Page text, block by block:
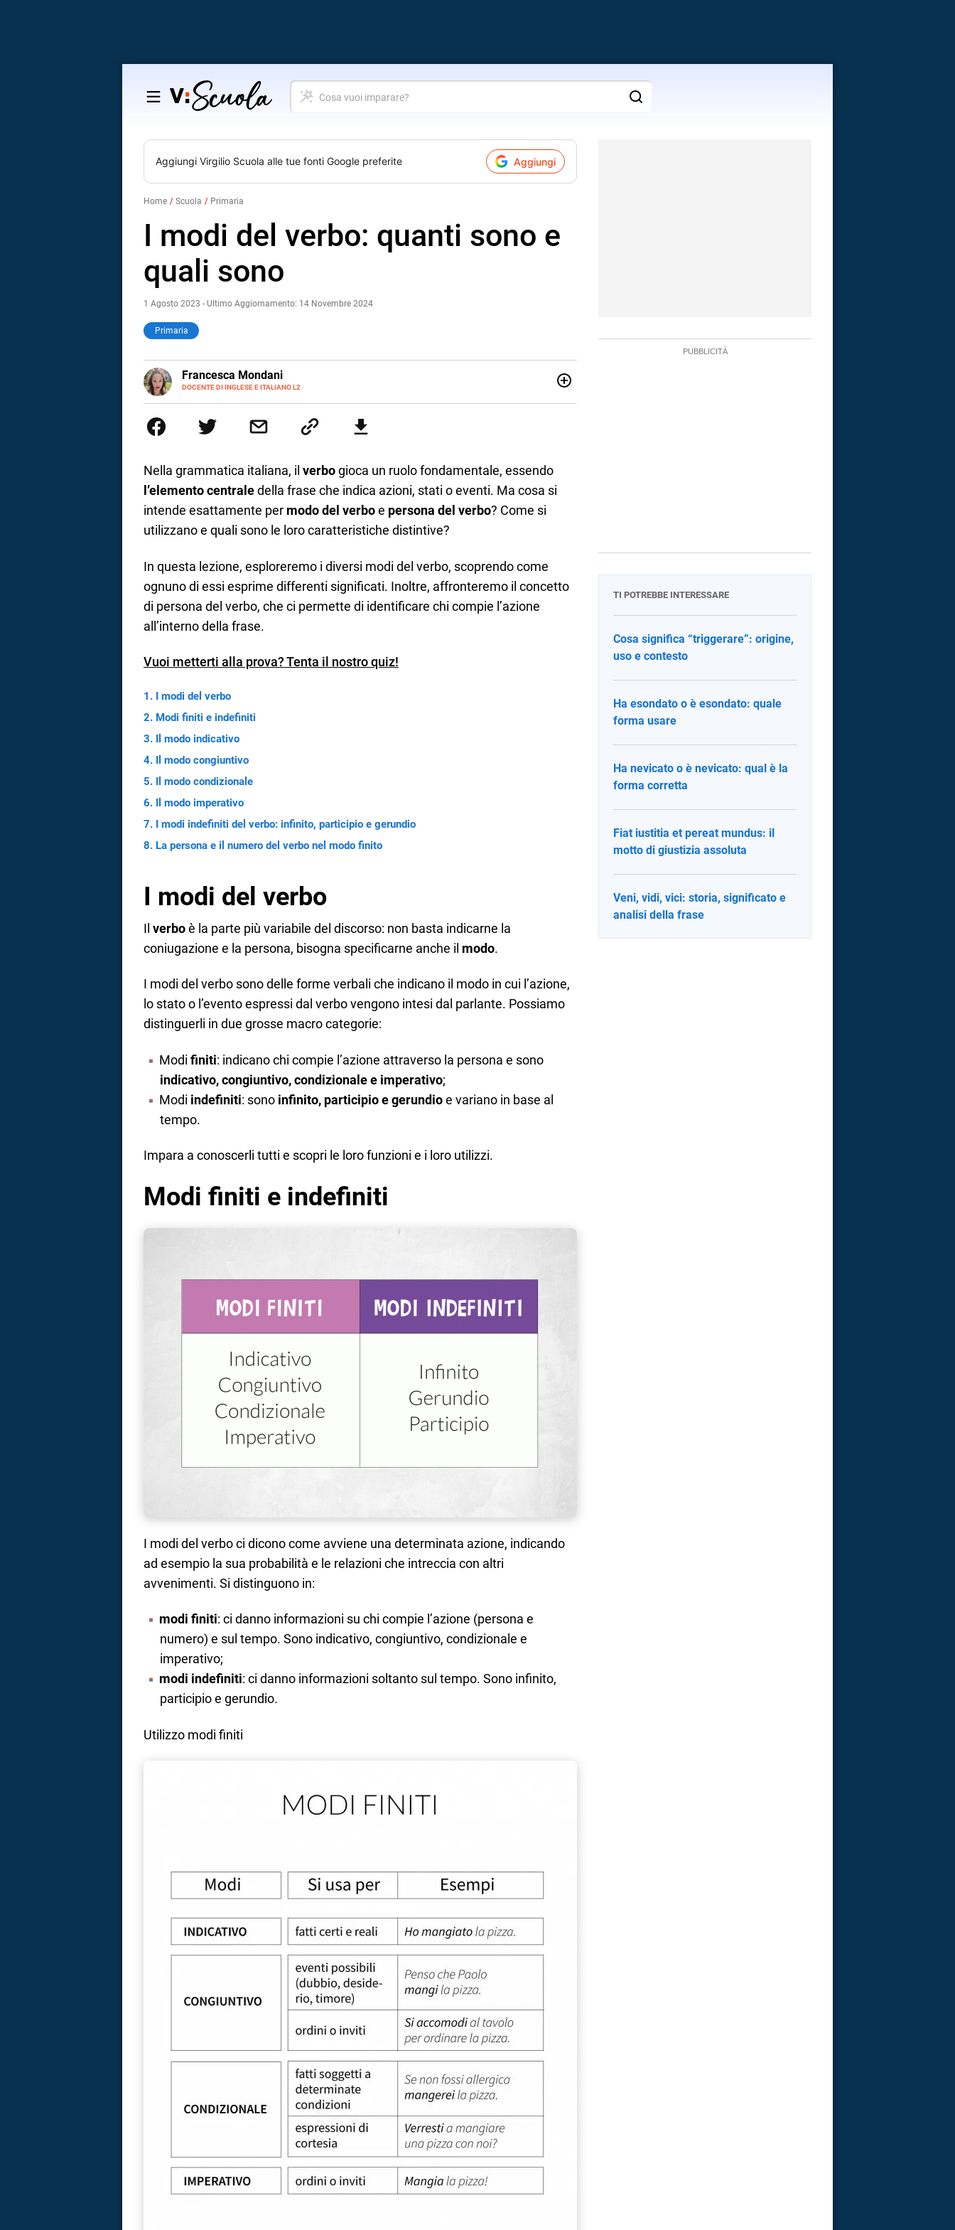
Salta
contenuto
Cosa
vuoi
Aggiungi Virgilio Scuola alle tue fonti Google preferite Aggiungi
Home Scuola Primaria
I modi del verbo: quanti sono e
quali sono
1 Agosto 2023 - Ultimo Aggiornamento: 14 Novembre 2024
Primaria
Francesca Mondani
DOCENTE DI INGLESE E ITALIANO L2
LINKEDIN
INSTAGRAM
Onsite e contenuti per il web. Amo i saggi storici, la cucina e la mia Honda CBF500. Non ho
Nella grammatica italiana, il verbogioca un ruolo fondamentale, essendo
l’elemento centraledella frase che indica azioni, stati o eventi. Ma cosa si
intende esattamente per modo del verboe persona del verbo? Come si
utilizzano e quali sono le loro caratteristiche distintive?
In questa lezione, esploreremo i diversi modi del verbo, scoprendo come
ognuno di essi esprime differenti significati. Inoltre, affronteremo il concetto
di persona del verbo, che ci permette di identificare chi compie l’azione
all’interno della frase.
Vuoi metterti alla prova? Tenta il nostro quiz!
I modi del verbo
Modi finiti e indefiniti
Il modo indicativo
Il modo congiuntivo
Il modo condizionale
Il modo imperativo
I modi indefiniti del verbo: infinito, participio e gerundio
La persona e il numero del verbo nel modo finito
I modi del verbo
Il verboè la parte più variabile del discorso: non basta indicarne la
coniugazione e la persona, bisogna specificarne anche il modo.
I modi del verbo sono delle forme verbali che indicano il modo in cui l’azione,
lo stato o l’evento espressi dal verbo vengono intesi dal parlante. Possiamo
distinguerli in due grosse macro categorie:
Modi finiti: indicano chi compie l’azione attraverso la persona e sono
indicativo, congiuntivo, condizionale e imperativo;
Modi indefiniti: sono infinito, participio e gerundioe variano in base al
tempo.
Impara a conoscerli tutti e scopri le loro funzioni e i loro utilizzi.
Modi finiti e indefiniti
I modi del verbo ci dicono come avviene una determinata azione, indicando
ad esempio la sua probabilità e le relazioni che intreccia con altri
avvenimenti. Si distinguono in:
modi finiti: ci danno informazioni su chi compie l’azione (persona e
numero) e sul tempo. Sono indicativo, congiuntivo, condizionale e
imperativo;
modi indefiniti: ci danno informazioni soltanto sul tempo. Sono infinito,
participio e gerundio.
Utilizzo modi finiti
TI POTREBBE INTERESSARE
Cosa significa “triggerare”: origine,
uso e contesto
Ha esondato o è esondato: quale
forma usare
Ha nevicato o è nevicato: qual è la
forma corretta
Fiat iustitia et pereat mundus: il
motto di giustizia assoluta
Veni, vidi, vici: storia, significato e
analisi della frase